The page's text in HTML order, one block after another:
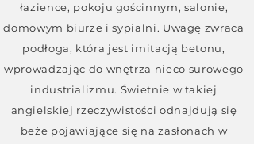
łazience, pokoju gościnnym, salonie,
domowym biurze i sypialni. Uwagę zwraca
podłoga, która jest imitacją betonu,
wprowadzając do wnętrza nieco surowego
industrializmu. Świetnie w takiej
angielskiej rzeczywistości odnajdują się
beże pojawiające się na zasłonach w